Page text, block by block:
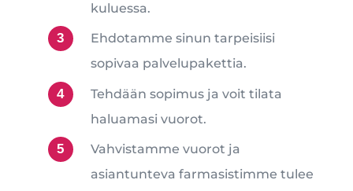
kuluessa.
Ehdotamme sinun tarpeisiisi
sopivaa palvelupakettia.
Tehdään sopimus ja voit tilata
haluamasi vuorot.
Vahvistamme vuorot ja
asiantunteva farmasistimme tulee